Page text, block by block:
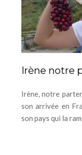
Irène notre
Irène, notre
son arrivée en
son pays qui la